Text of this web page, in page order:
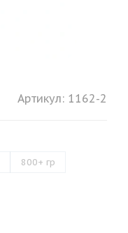
Артикул: 1162-2
800+ гр